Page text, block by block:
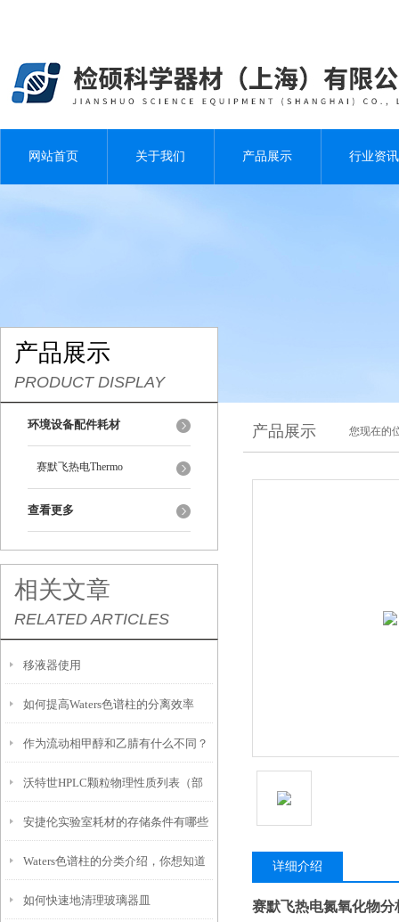
网站首页 关于我们 产品展示 行业资讯
产品展示
PRODUCT DISPLAY
环境设备配件耗材
赛默飞热电Thermo
查看更多
相关文章
RELATED ARTICLES
移液器使用
如何提高Waters色谱柱的分离效率
作为流动相甲醇和乙腈有什么不同？
沃特世HPLC颗粒物理性质列表（部
分）
安捷伦实验室耗材的存储条件有哪些
要求？
Waters色谱柱的分类介绍，你想知道
的都在这儿了！
如何快速地清理玻璃器皿
产品展示 您现在的
详细介绍
赛默飞热电氮氧化物